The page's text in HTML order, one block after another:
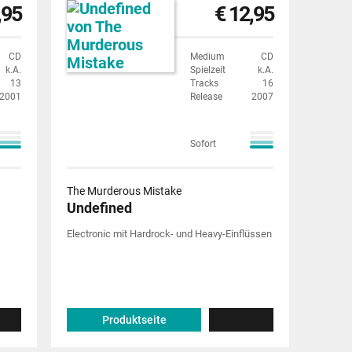
CD
k.A.
13
€ 12,95
Medium
CD
Spielzeit
k.A.
Tracks
16
Release
2007
Sofort
The Murderous Mistake
Undefined
Electronic mit Hardrock- und Heavy-Einflüssen
Produktseite